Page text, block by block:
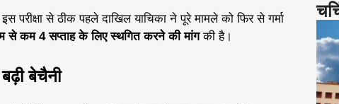
परीक्षा से ठीक पहले दाखिल याचिका ने पूरे मामले को फिर से गर्मा
से कम 4 सप्ताह के लिए स्थगित करने की मांगकी है।
बेचैनी